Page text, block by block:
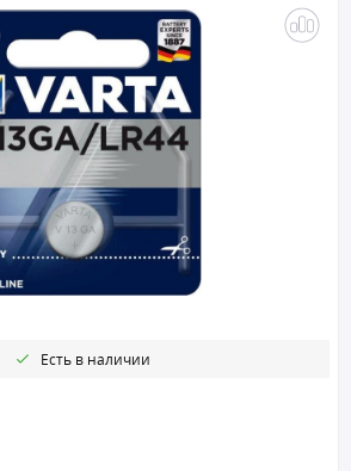
Есть в наличии